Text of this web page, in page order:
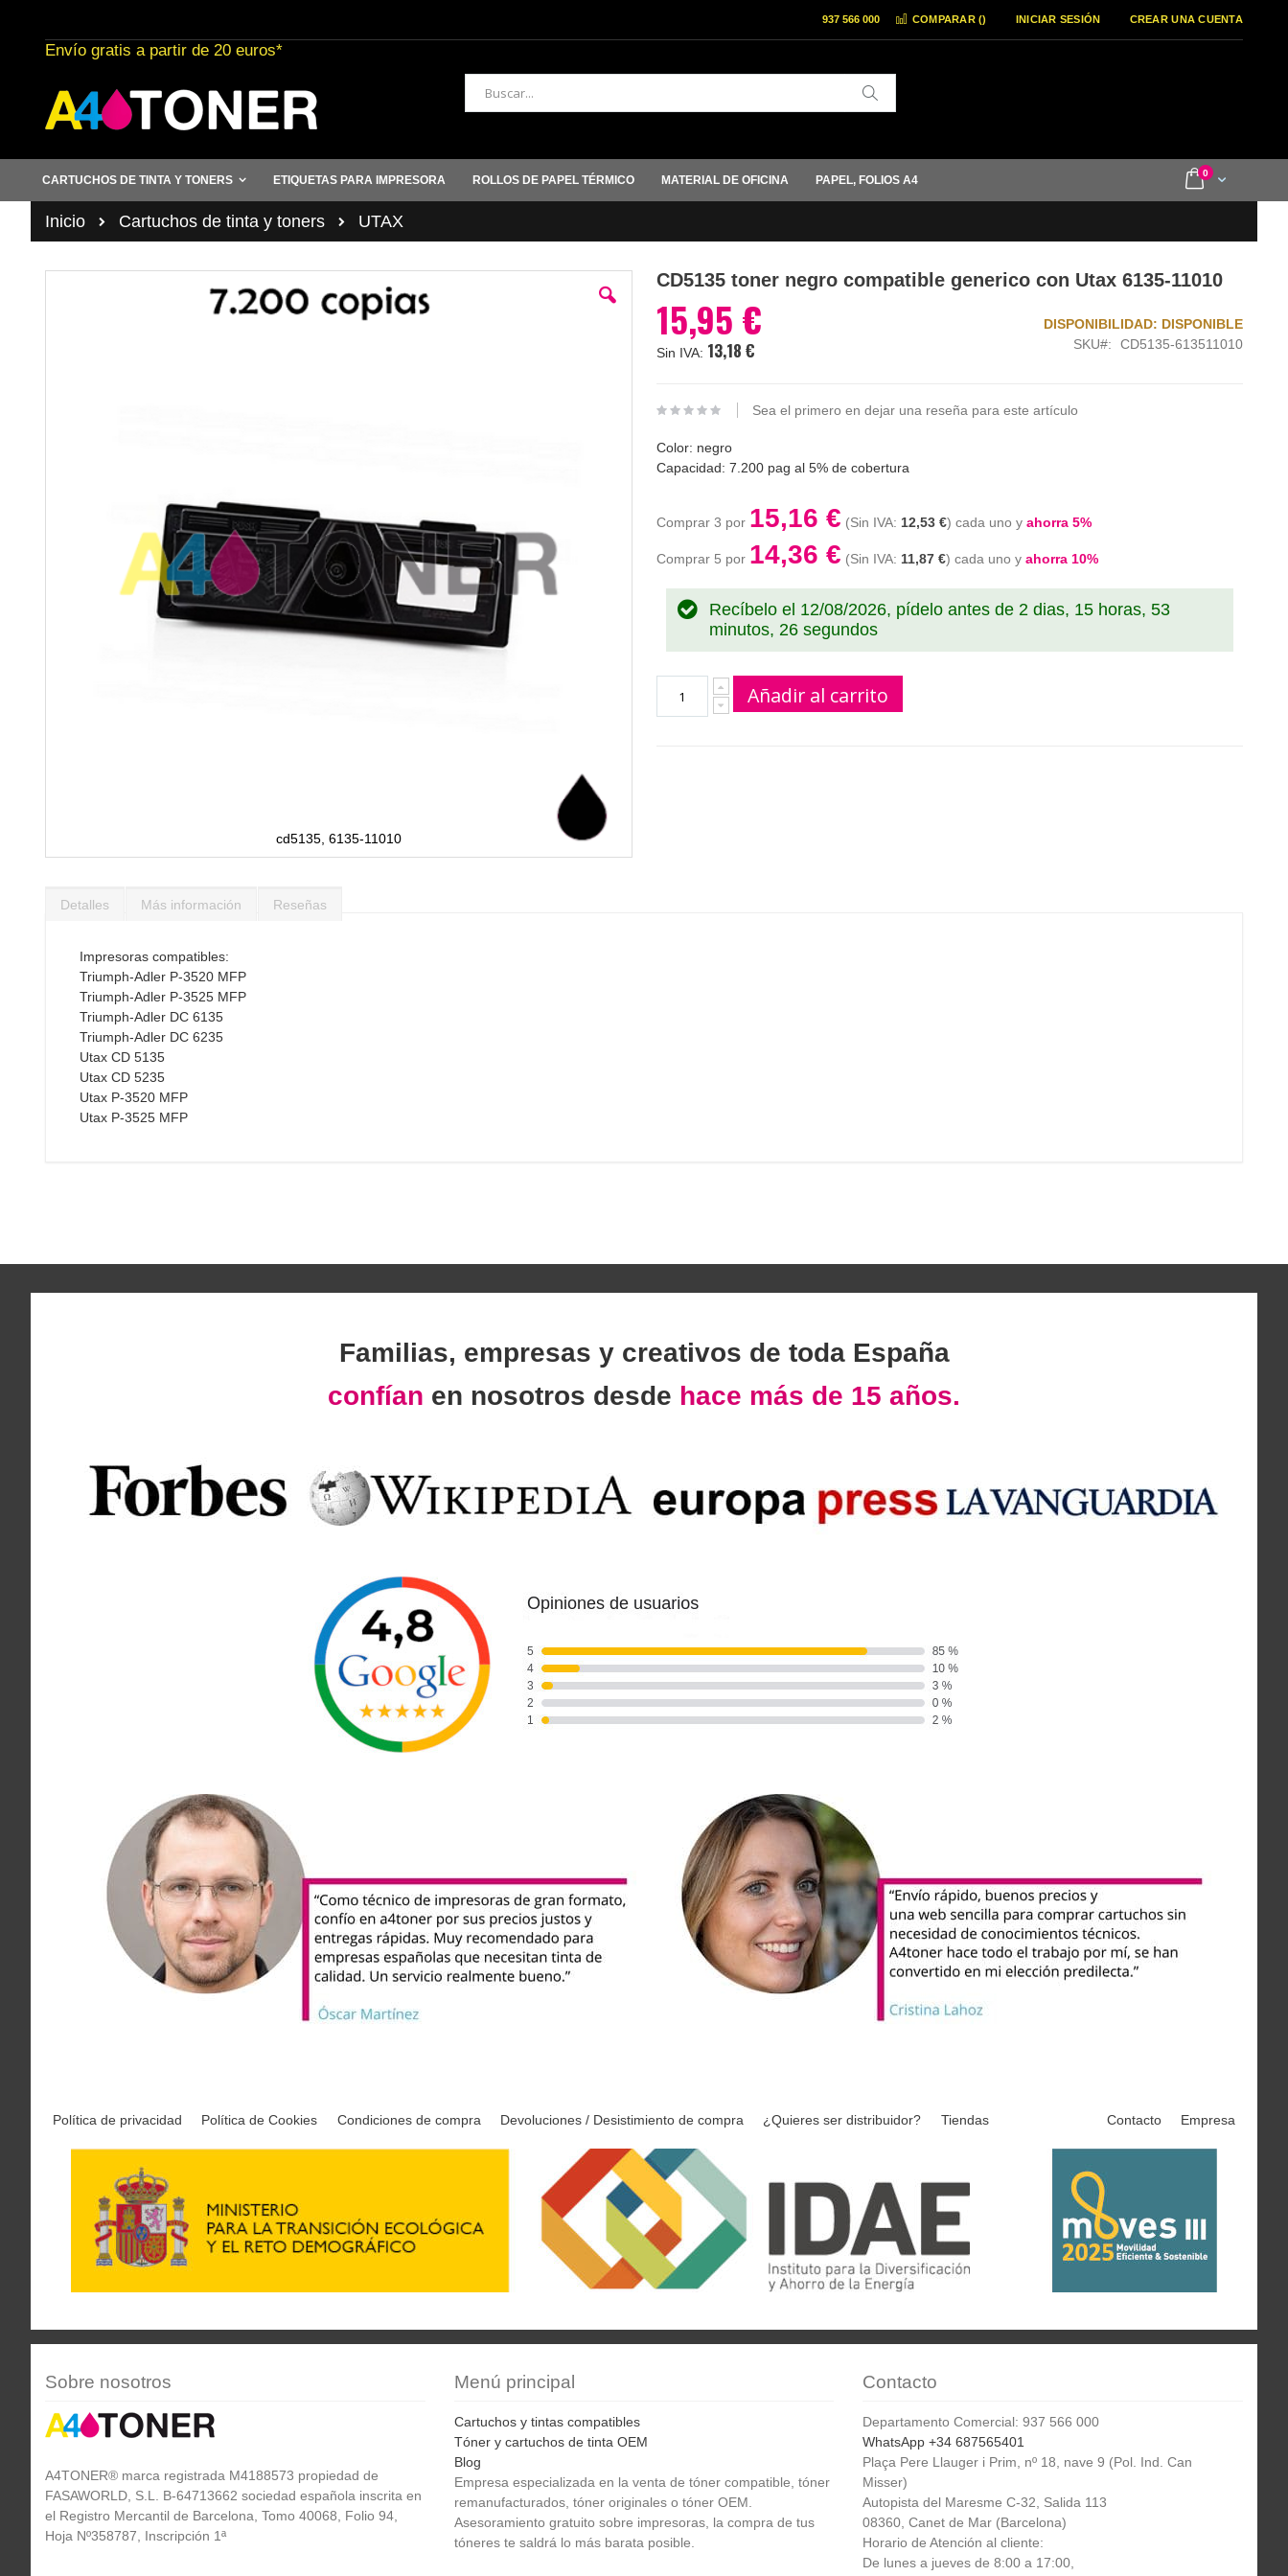
al
contenido
COMPARAR () INICIAR SESIÓN CREAR UNA CUENTA
937 566 000
Envío gratis a partir de 20 euros*
Buscar
Cart
0items
CARTUCHOS DE TINTA Y TONERS ETIQUETAS PARA IMPRESORA ROLLOS DE PAPEL TÉRMICO MATERIAL DE OFICINA PAPEL, FOLIOS A4
Inicio Cartuchos de tinta y toners UTAX
cd5135, 6135-11010
comienzo
galería
imágenes
CD5135 toner negro compatible generico con Utax 6135-11010
15,95 €
13,18 €
DISPONIBILIDAD: DISPONIBLE
SKU
CD5135-613511010
Sea el primero en dejar una reseña para este artículo
Color: negro
Capacidad: 7.200 pag al 5% de cobertura
Comprar 3 por 15,16 € 12,53 € cada uno y ahorra 5%
Comprar 5 por 14,36 € 11,87 € cada uno y ahorra 10%
Recíbelo el 12/08/2026, pídelo antes de 2 dias, 15 horas, 53
minutos, 26 segundos
Añadir al carrito
Detalles
Impresoras compatibles:
Triumph-Adler P-3520 MFP
Triumph-Adler P-3525 MFP
Triumph-Adler DC 6135
Triumph-Adler DC 6235
Utax CD 5135
Utax CD 5235
Utax P-3520 MFP
Utax P-3525 MFP
Más información Reseñas
Familias, empresas y creativos de toda España
confían en nosotros desde hace más de 15 años.
Política de privacidad Política de Cookies Condiciones de compra Devoluciones / Desistimiento de compra ¿Quieres ser distribuidor? Tiendas Contacto Empresa
Sobre nosotros
A4TONER® marca registrada M4188573 propiedad de
FASAWORLD, S.L. B-64713662 sociedad española inscrita en
el Registro Mercantil de Barcelona, Tomo 40068, Folio 94,
Hoja Nº358787, Inscripción 1ª
Menú principal
Cartuchos y tintas compatibles
Tóner y cartuchos de tinta OEM
Blog
Empresa especializada en la venta de tóner compatible, tóner
remanufacturados, tóner originales o tóner OEM.
Asesoramiento gratuito sobre impresoras, la compra de tus
tóneres te saldrá lo más barata posible.
Contacto
Departamento Comercial: 937 566 000
WhatsApp +34 687565401
Plaça Pere Llauger i Prim, nº 18, nave 9 (Pol. Ind. Can
Misser)
Autopista del Maresme C-32, Salida 113
08360, Canet de Mar (Barcelona)
Horario de Atención al cliente:
De lunes a jueves de 8:00 a 17:00,